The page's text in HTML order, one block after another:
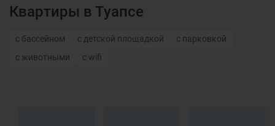
Квартиры в Туапсе
с бассейном с детской площадкой
с парковкой
с животными
с wifi